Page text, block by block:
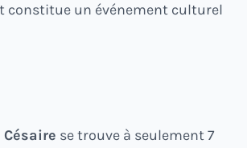
constitue un événement culturel
se trouve à seulement 7